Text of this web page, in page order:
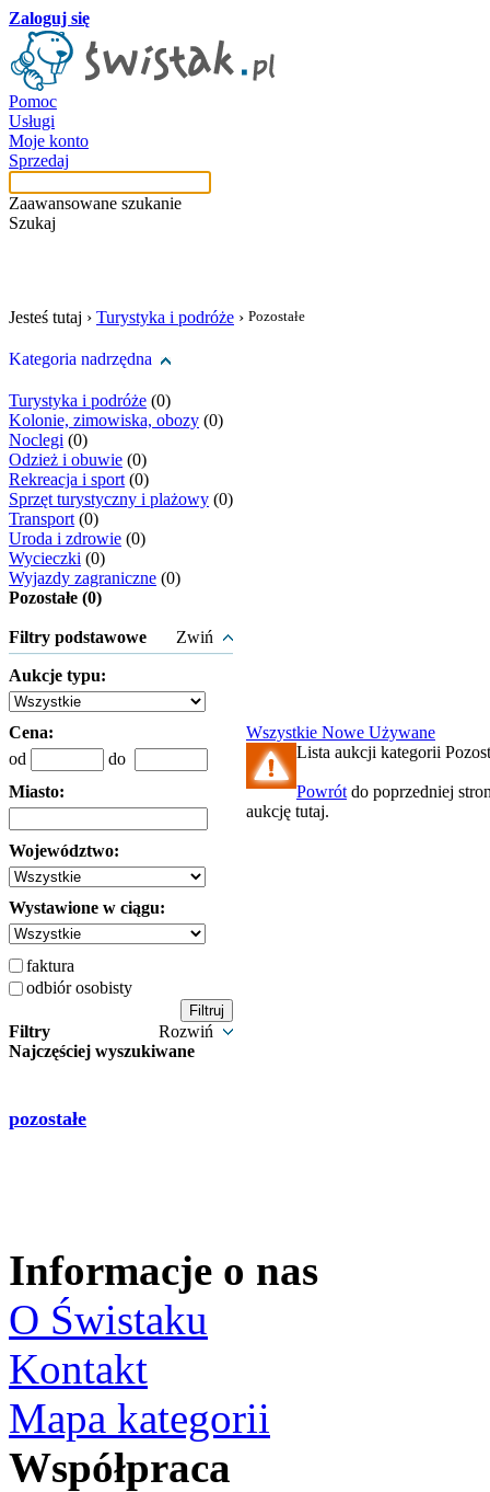
Zaloguj się
Pomoc
Usługi
Moje konto
Sprzedaj
Zaawansowane szukanie
Szukaj
Jesteś tutaj › Turystyka i podróże › Pozostałe
Kategoria nadrzędna
Turystyka i podróże (0)
Kolonie, zimowiska, obozy (0)
Noclegi (0)
Odzież i obuwie (0)
Rekreacja i sport (0)
Sprzęt turystyczny i plażowy (0)
Transport (0)
Uroda i zdrowie (0)
Wycieczki (0)
Wyjazdy zagraniczne (0)
Pozostałe (0)
Filtry podstawowe Zwiń
Aukcje typu:
Cena:
od
do
Miasto:
Województwo:
Wystawione w ciągu:
faktura
odbiór osobisty
Filtry
Rozwiń
Najczęściej wyszukiwane
pozostałe
Wszystkie Nowe Używane
Lista aukcji kategorii
Powrót do poprzedniej
aukcję tutaj.
Informacje o nas
O Świstaku
Kontakt
Mapa kategorii
Współpraca